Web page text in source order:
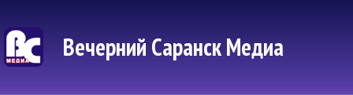
Вечерний Саранск Mедиа